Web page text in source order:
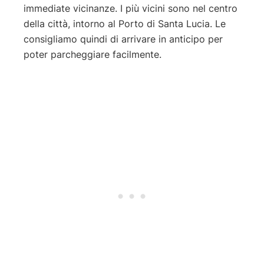
immediate vicinanze. I più vicini sono nel centro
della città, intorno al Porto di Santa Lucia. Le
consigliamo quindi di arrivare in anticipo per
poter parcheggiare facilmente.